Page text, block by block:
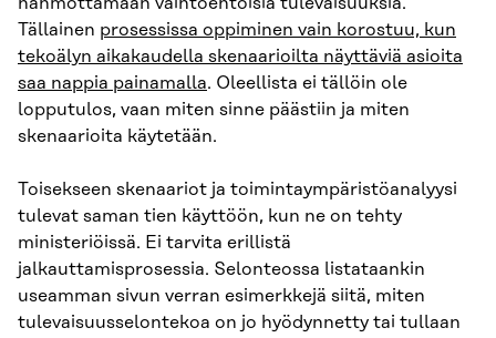
Tällainen prosessissa oppiminen vain korostuu, kun
tekoälyn aikakaudella skenaarioilta näyttäviä asioita
saa nappia painamalla. Oleellista ei tällöin ole
lopputulos, vaan miten sinne päästiin ja miten
skenaarioita käytetään.
Toisekseen skenaariot ja toimintaympäristöanalyysi
tulevat saman tien käyttöön, kun ne on tehty
ministeriöissä. Ei tarvita erillistä
jalkauttamisprosessia. Selonteossa listataankin
useamman sivun verran esimerkkejä siitä, miten
tulevaisuusselontekoa on jo hyödynnetty tai tullaan